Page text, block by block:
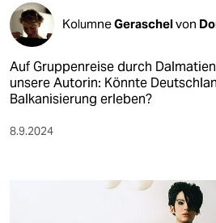
KolumneGeraschelvon
Auf Gruppenreise durch
unsere Autorin: Könnte
Balkanisierung erleben?
8.9.2024